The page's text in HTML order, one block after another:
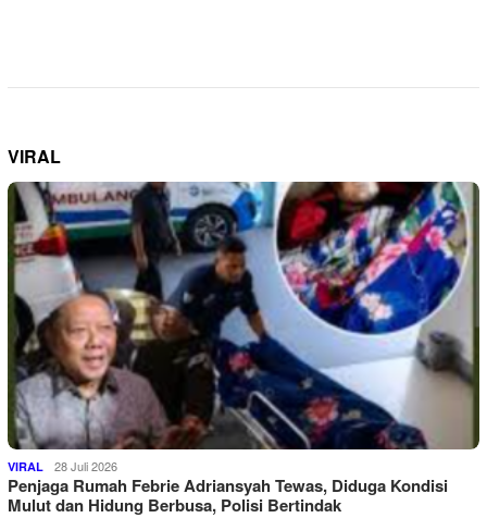
VIRAL
VIRAL 28 Juli 2026
Penjaga Rumah Febrie Adriansyah Tewas, Diduga Kondisi
Mulut dan Hidung Berbusa, Polisi Bertindak